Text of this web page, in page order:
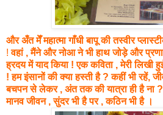
और अँत मेँ महात्मा गाँधी बापू की तस्वीर
!वहां , मैंने और नोआ ने भी हाथ जोड़े और
ह्रदय में याद किया ! एक कविता , मेरी लिखी
! हम इंसानों की क्या हस्ती है ? कहीं भी रहें,
बचपन से लेकर , अंत तक की यात्रा ही है ना
मानव जीवन , सुंदर भी है पर , कठिन भी है ।